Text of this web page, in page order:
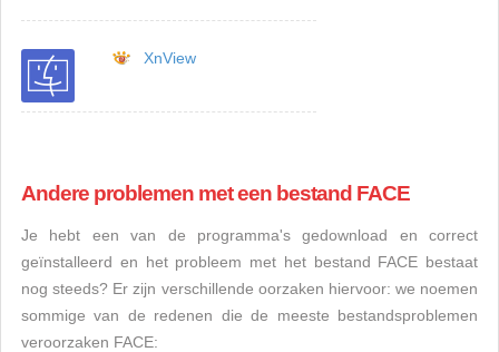
XnView
Andere problemen met een bestand FACE
Je hebt een van de programma's gedownload en correct
geïnstalleerd en het probleem met het bestand FACE bestaat
nog steeds? Er zijn verschillende oorzaken hiervoor: we noemen
sommige van de redenen die de meeste bestandsproblemen
veroorzaken FACE: